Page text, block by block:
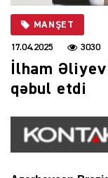
MANŞET
17.04.2025 3030
İlham
qəbul etdi